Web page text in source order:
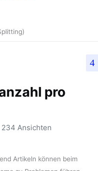
pro
234 Ansichten
Artikeln können beim